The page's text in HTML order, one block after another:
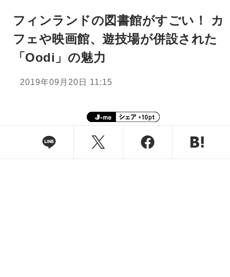
フィンランドの図書館がすごい！ カ
フェや映画館、遊技場が併設された
「Oodi」の魅力
2019年09月20日 11:15